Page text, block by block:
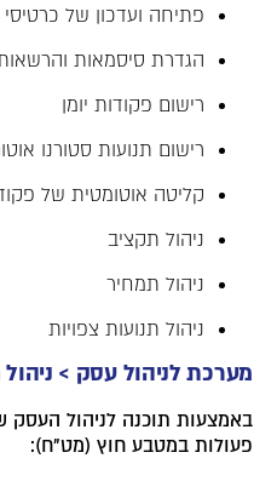
פתיחה ועדכון של
הגדרת סיסמאות
רישום פקודות יומן
רישום תנועות סטורנו
קליטה אוטומטית של
ניהול תקציב
ניהול תמחיר
ניהול תנועות צפויות
מערכת לניהול עסק >
באמצעות תוכנה לניהול
פעולות במטבע חוץ (מט"ח):